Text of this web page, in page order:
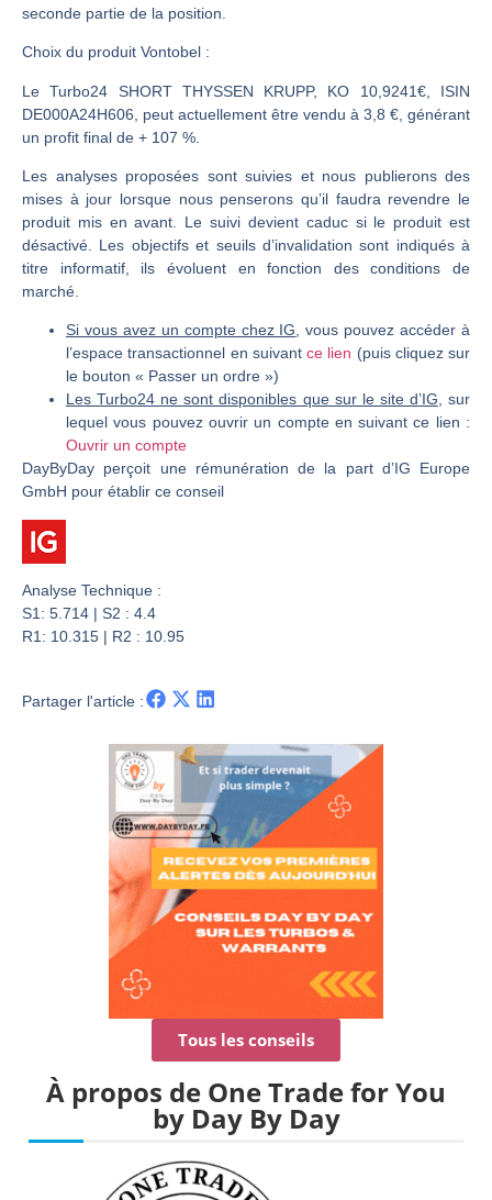
Les événements de cette semaine à venir | Philippe Lhermie – Flash Forex
Pourquoi 6 guerres explosent en même temps cette semaine | par Louis-Antoine Michelet
Une inertie haussière qui ralentit | Antoine Quesada – Chrono CAC
Pourquoi le monde entier vacille en même temps cette semaine ? | par Louis-Antoine Michelet
seconde partie de la position.
Choix du produit Vontobel :
Le Turbo24 SHORT THYSSEN KRUPP, KO 10,9241€, ISIN
DE000A24H606, peut actuellement être vendu à 3,8 €, générant
un profit final de + 107 %.
Les analyses proposées sont suivies et nous publierons des
mises à jour lorsque nous penserons qu’il faudra revendre le
produit mis en avant. Le suivi devient caduc si le produit est
désactivé. Les objectifs et seuils d’invalidation sont indiqués à
titre informatif, ils évoluent en fonction des conditions de
marché.
Si vous avez un compte chez IG, vous pouvez accéder à
l’espace transactionnel en suivant ce lien (puis cliquez sur
le bouton « Passer un ordre »)
Les Turbo24 ne sont disponibles que sur le site d’IG, sur
lequel vous pouvez ouvrir un compte en suivant ce lien :
Ouvrir un compte
DayByDay perçoit une rémunération de la part d’IG Europe
GmbH pour établir ce conseil
Analyse Technique :
S1: 5.714 | S2 : 4.4
R1: 10.315 | R2 : 10.95
Partager l'article :
Tous les conseils
À propos de One Trade for You
by Day By Day